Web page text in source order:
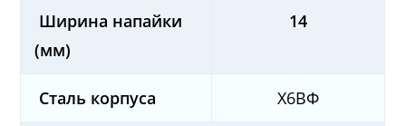
Ширина напайки
(мм)
14
Сталь корпуса Х6ВФ